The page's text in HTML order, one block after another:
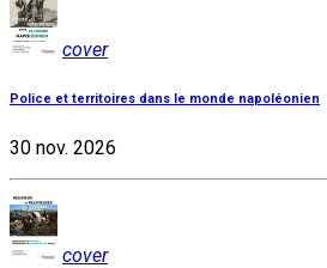
cover
Police et territoires dans le monde napoléonien
30 nov. 2026
cover